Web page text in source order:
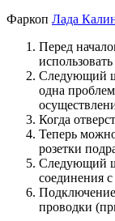
Фаркоп Лада
Перед
Следующий
одна
Когда
Теперь
розетки
Следующий
соединения
Подключение
проводки